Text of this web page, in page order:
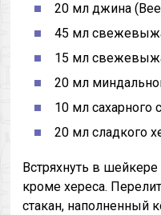
20 мл джина
45 мл
15 мл
20 мл
10 мл сахарного
20 мл сладкого
Встряхнуть в
кроме хереса.
стакан, наполненный